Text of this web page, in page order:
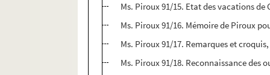
Ms. Piroux 91/15. Etat des vacations de
Ms. Piroux 91/16. Mémoire de Piroux
Ms. Piroux 91/17. Remarques et
Ms. Piroux 91/18. Reconnaissance des